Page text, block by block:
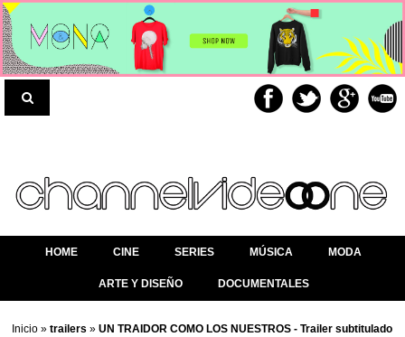
HOME CINE SERIES MÚSICA MODA
ARTE Y DISEÑO DOCUMENTALES
Inicio»trailers»UN TRAIDOR COMO LOS NUESTROS - Trailer subtitulado